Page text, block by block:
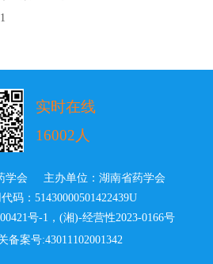
实时在线
16002人
学会 主办单位：湖南省药学会
码：51430000501422439U
号-1 ， (湘)-经营性2023-0166号
备案号:43011102001342